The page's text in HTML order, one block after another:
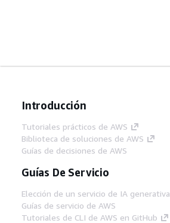
Introducción
Tutoriales prácticos de AWS
Biblioteca de soluciones de AWS
Guías de decisiones de AWS
Guías De Servicio
Elección de un servicio de IA generativa
Guías de servicio de AWS
Tutoriales de CLI de AWS en GitHub